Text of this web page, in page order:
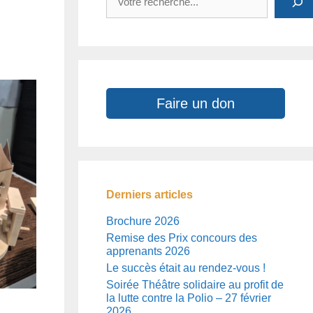
Faire un don
Derniers articles
Brochure 2026
Remise des Prix concours des
apprenants 2026
Le succès était au rendez-vous !
Soirée Théâtre solidaire au profit de
la lutte contre la Polio – 27 février